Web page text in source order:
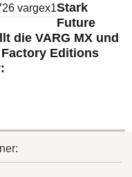
Stark
Future
die VARG MX und
Factory Editions